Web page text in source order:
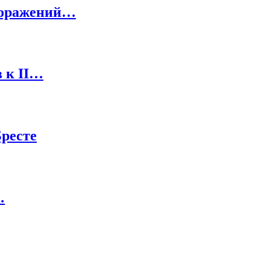
к II…